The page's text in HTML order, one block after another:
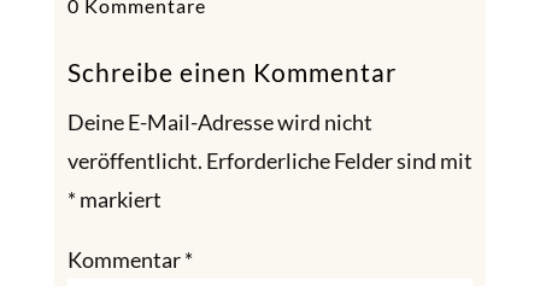
0 Kommentare
Schreibe einen Kommentar
Deine E-Mail-Adresse wird nicht
veröffentlicht. Erforderliche Felder sind mit
*markiert
Kommentar*